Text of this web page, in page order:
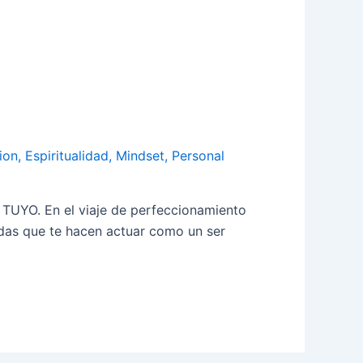
, Espiritualidad, Mindset, Personal
TUYO. En el viaje de perfeccionamiento
que te hacen actuar como un ser